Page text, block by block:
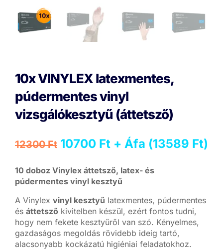
10x VINYLEX latexmentes,
púdermentes vinyl
vizsgálókesztyű (áttetsző)
12300Ft Original
was:
12300 Ft.
10700 FtCurrent
is:
10700 Ft.
+ Áfa (13589 Ft)
10 doboz Vinylex áttetsző, latex- és
púdermentes vinyl kesztyű
A Vinylex vinyl kesztyű latexmentes, púdermentes
és áttetsző kivitelben készül, ezért fontos tudni,
hogy nem fekete kesztyűről van szó. Kényelmes,
gazdaságos megoldás rövidebb ideig tartó,
alacsonyabb kockázatú higiéniai feladatokhoz.